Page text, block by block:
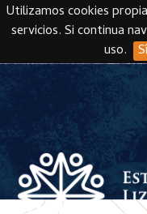
Utilizamos cookies
servicios. Si continua
uso.
Skip to main content